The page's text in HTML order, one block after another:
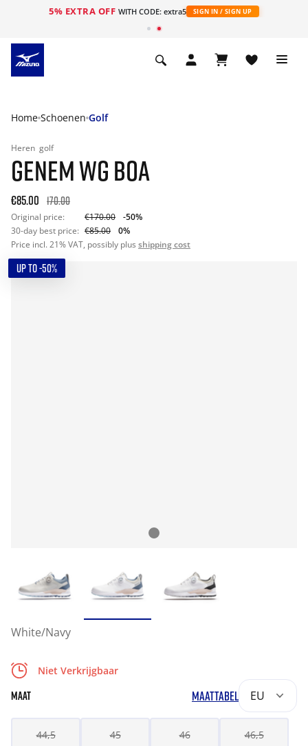
5% EXTRA OFF WITH CODE: extra5 SIGN IN / SIGN UP
Home Schoenen Golf
Heren golf
GENEM WG BOA
€85.00 170.00
Original price: €170.00
-50%
30-day best price: €85.00
0%
Price incl. 21% VAT, possibly plus shipping cost
UP TO -50%
White/Navy
Niet Verkrijgbaar
MAAT MAATTABEL EU
44,5 45 46 46,5